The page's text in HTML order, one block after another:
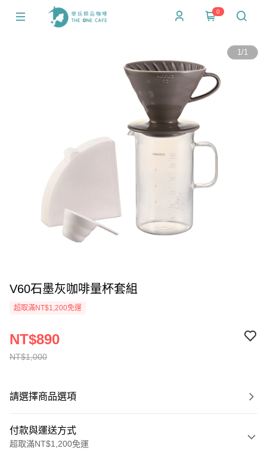
0
1/1
V60石墨灰咖啡量杯套組
超取滿NT$1,200免運
NT$1,000
NT$890
請選擇商品選項
付款與運送方式
超取滿NT$1,200免運